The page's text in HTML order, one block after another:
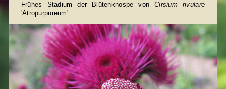
Frühes Stadium der Blütenknospe vonCirsium rivulare
'Atropurpureum'